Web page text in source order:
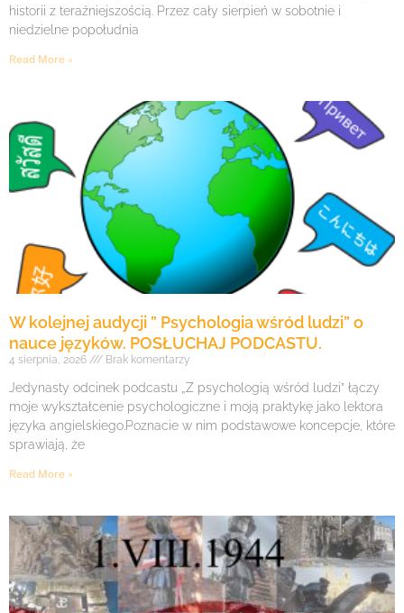
historii z teraźniejszością. Przez cały sierpień w sobotnie i
niedzielne popołudnia
Read More »
W kolejnej audycji ” Psychologia wśród ludzi” o
nauce języków. POSŁUCHAJ PODCASTU.
4 sierpnia, 2026 Brak komentarzy
Jedynasty odcinek podcastu „Z psychologią wśród ludzi” łączy
moje wykształcenie psychologiczne i moją praktykę jako lektora
języka angielskiego.Poznacie w nim podstawowe koncepcje, które
sprawiają, że
Read More »